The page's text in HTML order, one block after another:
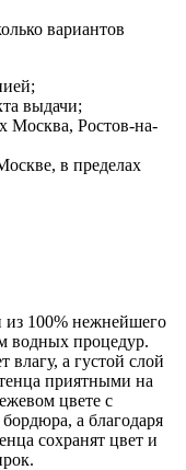
вариантов
выдачи;
Москва, Ростов-на-
в пределах
из 100% нежнейшего
водных процедур.
влагу, а густой слой
приятными на
цвете с
а благодаря
сохранят цвет и